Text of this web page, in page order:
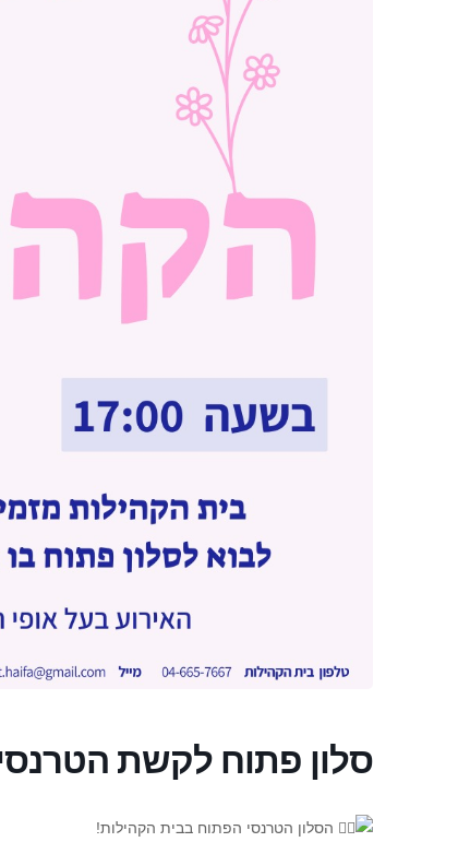
סלון פתוח לקשת
הסלון הטרנסי הפתוח בבית הקהילות!